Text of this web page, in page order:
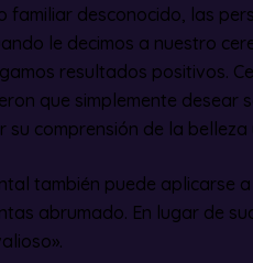
familiar desconocido, las
le decimos a nuestro
resultados positivos.
que simplemente desear
su comprensión de la
también puede aplicarse
abrumado. En lugar de